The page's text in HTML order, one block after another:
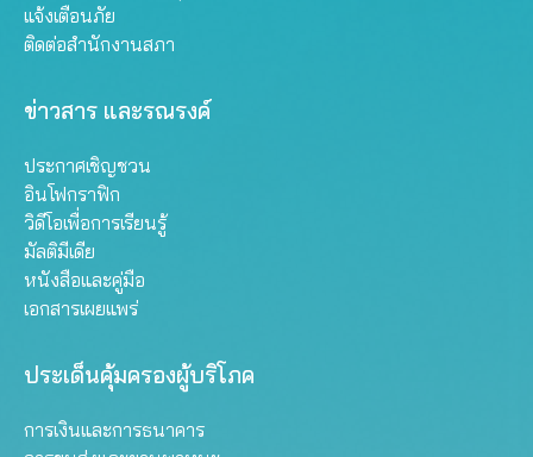
แจ้งเตือนภัย
ติดต่อสำนักงานสภา
ข่าวสาร และรณรงค์
ประกาศเชิญชวน
อินโฟกราฟิก
วิดีโอเพื่อการเรียนรู้
มัลติมีเดีย
หนังสือและคู่มือ
เอกสารเผยแพร่
ประเด็นคุ้มครองผู้บริโภค
การเงินและการธนาคาร